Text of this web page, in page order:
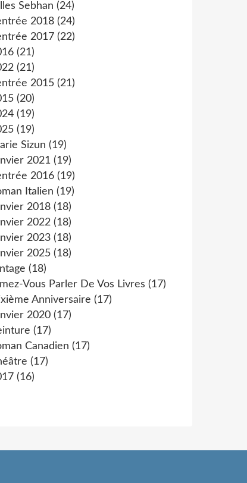
Sebhan (24)
2018 (24)
2017 (22)
(21)
(21)
2015 (21)
(20)
(19)
(19)
Sizun (19)
2021 (19)
2016 (19)
Italien (19)
2018 (18)
2022 (18)
2023 (18)
2025 (18)
(18)
Vous Parler De Vos Livres (17)
Anniversaire (17)
2020 (17)
(17)
Canadien (17)
(17)
(16)